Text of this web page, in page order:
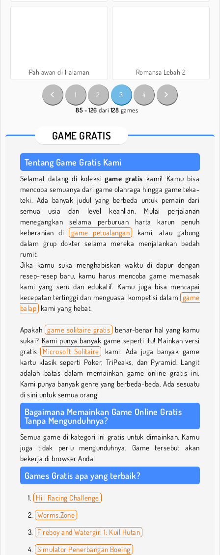
Pahlawan di Halaman Romansa Lebah 2
1 2 3 4
85 - 126 dari 128 games
GAME GRATIS
Tentang Game Gratis Kami
Selamat datang di koleksigame gratis kami! Kamu bisa
mencoba semuanya dari game olahraga hingga game teka-
teki. Ada banyak judul yang berbeda untuk pemain dari
semua usia dan level keahlian. Mulai perjalanan
menegangkan selama perburuan harta karun penuh
keberanian di
game petualangan
kami, atau gabung
dalam grup dokter selama mereka menjalankan bedah
rumit.
Jika kamu suka menghabiskan waktu di dapur dengan
resep-resep baru, kamu harus mencoba game memasak
kami yang seru dan edukatif. Kamu juga bisa mencapai
kecepatan tertinggi dan menguasai kompetisi dalam game
balap kami yang hebat.
Apakah game solitaire gratis benar-benar hal yang kamu
sukai? Kami punya banyak game seperti itu! Mainkan versi
gratis
Microsoft Solitaire
kami. Ada juga banyak game
kartu klasik seperti Poker, TriPeaks, dan Pyramid. Langit
adalah batas dalam memainkan game online gratis ini.
Kami punya banyak genre yang berbeda-beda. Ada sesuatu
di sini untuk semua orang!
Bagaimana Memainkan Game Online Gratis
Tanpa Mengunduhnya?
Semua game di kategori ini gratis untuk dimainkan. Kamu
juga tidak perlu mengunduhnya. Game tersebut akan
bekerja di browser Anda!
Games Gratis apa yang terbaik?
Hill Racing Challenge
Worms.Zone
Fireboy and Watergirl 1: Kuil Hutan
Simulator Penerbangan Boeing